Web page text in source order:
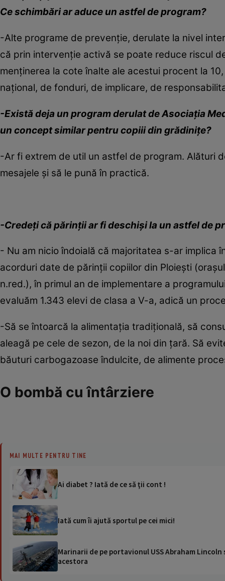
Ce schimbări ar aduce un astfel de program?
-Alte programe de prevenţie, derulate la nivel
că prin intervenţie activă se poate reduce riscul
menţinerea la cote înalte ale acestui procent la
naţional, de fonduri, de implicare, de
-Există deja un program derulat de Asociaţia
un concept similar pentru copiii din grădiniţe?
-Ar fi extrem de util un astfel de program. Alături
mesajele şi să le pună în practică.
-Credeţi că părinţii ar fi deschişi la un astfel de
- Nu am nicio îndoială că majoritatea s-ar implica
acorduri date de părinţii copiilor din Ploieşti
n.red.), în primul an de implementare a
evaluăm 1.343 elevi de clasa a V-a, adică un
-Să se întoarcă la alimentaţia tradiţională, să
aleagă pe cele de sezon, de la noi din ţară. Să
băuturi carbogazoase îndulcite, de alimente
O bombă cu întârziere
MAI MULTE PENTRU TINE
Ai diabet ? Iată de ce să ţii cont !
Iată cum îi ajută sportul pe cei mici!
Marinarii de pe portavionul USS Abraham
acestora